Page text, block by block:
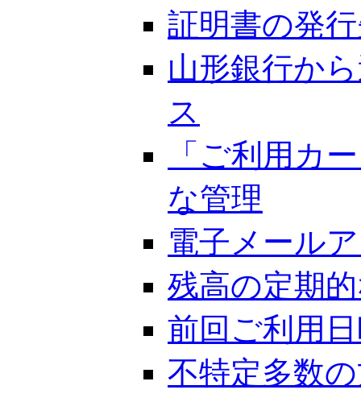
証明書の発
山形銀行か
ス
「ご利用カ
な管理
電子メール
残高の定期
前回ご利用
不特定多数